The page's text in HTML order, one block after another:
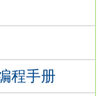
程手册